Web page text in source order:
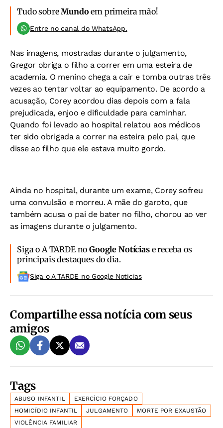
Tudo sobreMundo em primeira mão!
Entre no canal do WhatsApp.
Nas imagens, mostradas durante o julgamento,
Gregor obriga o filho a correr em uma esteira de
academia. O menino chega a cair e tomba outras três
vezes ao tentar voltar ao equipamento. De acordo a
acusação, Corey acordou dias depois com a fala
prejudicada, enjoo e dificuldade para caminhar.
Quando foi levado ao hospital relatou aos médicos
ter sido obrigada a correr na esteira pelo pai, que
disse ao filho que ele estava muito gordo.
Ainda no hospital, durante um exame, Corey sofreu
uma convulsão e morreu. A mãe do garoto, que
também acusa o pai de bater no filho, chorou ao ver
as imagens durante o julgamento.
Siga o A TARDE noGoogle Notíciase receba os
principais destaques do dia.
Siga o A TARDE no Google Noticias
Compartilhe essa notícia com seus
amigos
Tags
ABUSO INFANTIL
EXERCÍCIO FORÇADO
HOMICÍDIO INFANTIL
JULGAMENTO
MORTE POR EXAUSTÃO
VIOLÊNCIA FAMILIAR